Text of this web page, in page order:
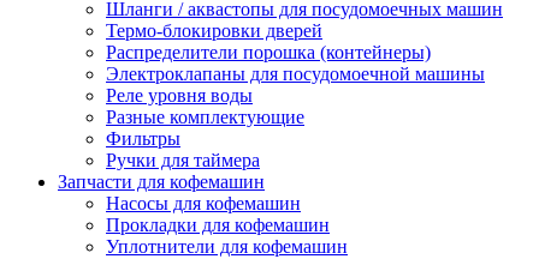
Шланги / аквастопы для посудомоечных машин
Термо-блокировки дверей
Распределители порошка (контейнеры)
Электроклапаны для посудомоечной машины
Реле уровня воды
Разные комплектующие
Фильтры
Ручки для таймера
Запчасти для кофемашин
Насосы для кофемашин
Прокладки для кофемашин
Уплотнители для кофемашин